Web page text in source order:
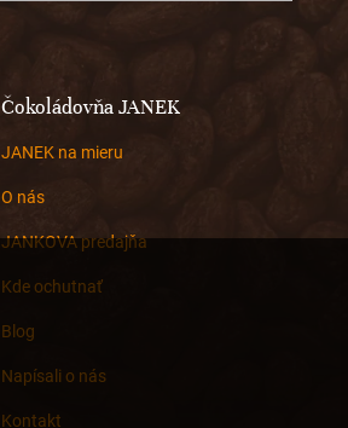
Čokoládovňa JANEK
JANEK na mieru
O nás
JANKOVA predajňa
Kde ochutnať
Blog
Napísali o nás
Kontakt